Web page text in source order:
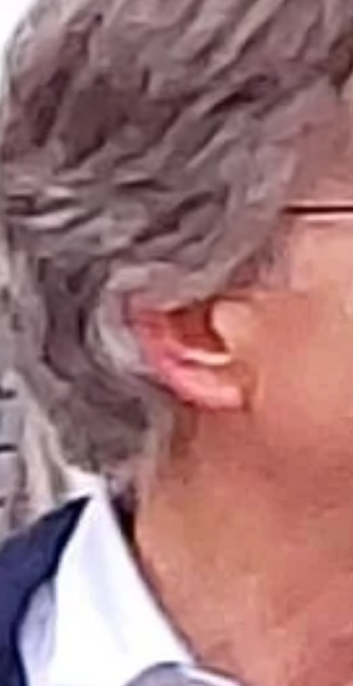
SaWa-Team
23. Nov. 2023
2 Min. Lesezeit
TITELTHEMA
Gemeinschaftliche Aktion "Kinder
Augen zum Leuchten bringen" in der
Samtgemeinde Wathlingen
Formular zur Unterstützung von Familien in der
Samtgemeinde Wathlingen ist jetzt aktiv! Jetzt anmelde.